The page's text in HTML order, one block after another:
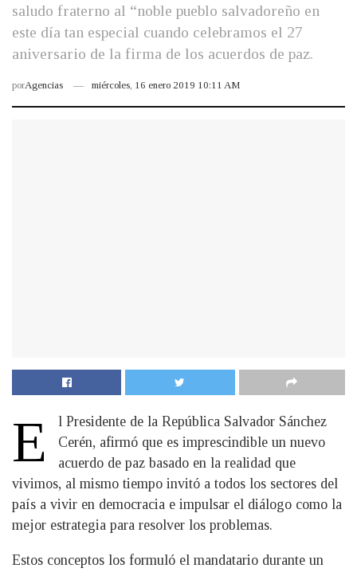
saludo fraterno al “noble pueblo salvadoreño en
este día tan especial cuando celebramos el 27
aniversario de la firma de los acuerdos de paz.
porAgencias miércoles, 16 enero 2019 10:11 AM
E
l Presidente de la República Salvador Sánchez
Cerén, afirmó que es imprescindible un nuevo
acuerdo de paz basado en la realidad que
vivimos, al mismo tiempo invitó a todos los sectores del
país a vivir en democracia e impulsar el diálogo como la
mejor estrategia para resolver los problemas.
Estos conceptos los formuló el mandatario durante un